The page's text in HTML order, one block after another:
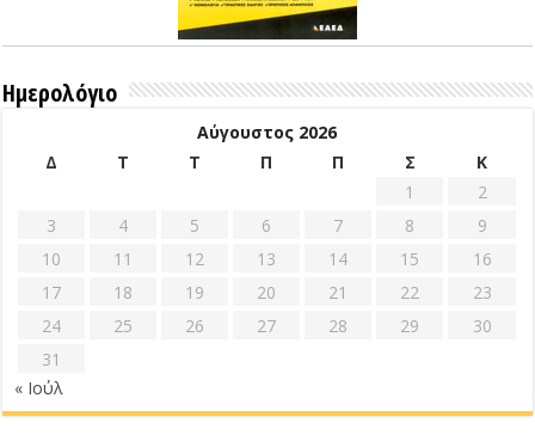
Ημερολόγιο
Αύγουστος 2026
Δ
Τ Τ Π Π Σ
Κ
1
2
3
4 5 6 7 8
9
10
11 12 13 14 15
16
17
18 19 20 21 22
23
24
25 26 27 28 29
30
31
« Ιούλ